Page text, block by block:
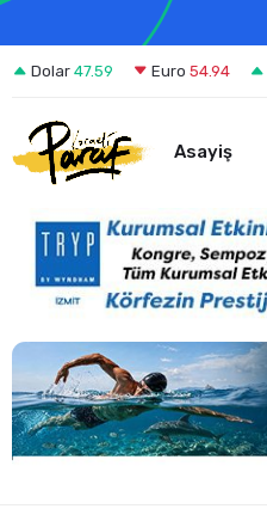
Dolar 47.59 Euro 54.94
Asayiş